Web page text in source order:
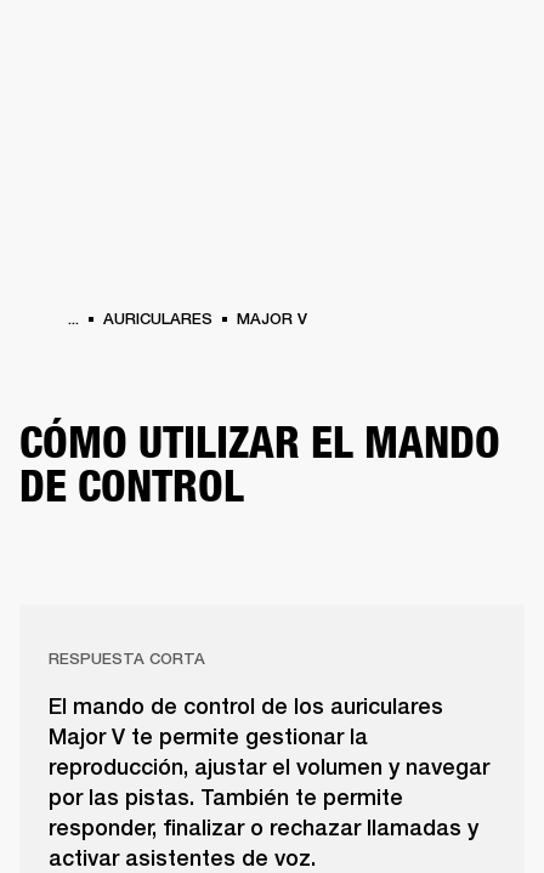
... AURICULARES MAJOR V
CÓMO UTILIZAR EL MANDO
DE CONTROL
RESPUESTA CORTA
El mando de control de los auriculares
Major V te permite gestionar la
reproducción, ajustar el volumen y navegar
por las pistas. También te permite
responder, finalizar o rechazar llamadas y
activar asistentes de voz.